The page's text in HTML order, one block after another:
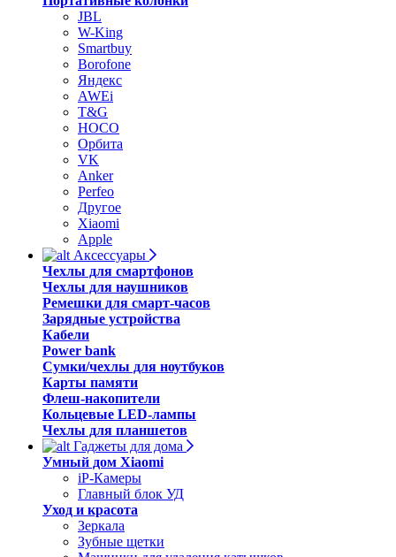
JBL
W-King
Smartbuy
Borofone
Яндекс
AWEi
T&G
HOCO
Орбита
VK
Anker
Perfeo
Другое
Xiaomi
Apple
Аксессуары
Чехлы для смартфонов
Чехлы для наушников
Ремешки для смарт-часов
Зарядные устройства
Кабели
Power bank
Сумки/чехлы для ноутбуков
Карты памяти
Флеш-накопители
Кольцевые LED-лампы
Чехлы для планшетов
Гаджеты для дома
Умный дом Xiaomi
iP-Камеры
Главный блок УД
Уход и красота
Зеркала
Зубные щетки